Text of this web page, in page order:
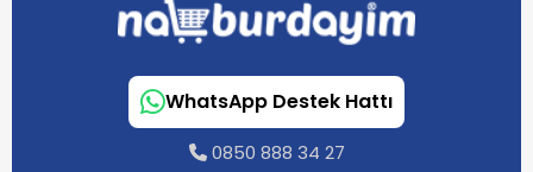
WhatsApp Destek Hattı
0850 888 34 27